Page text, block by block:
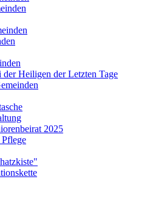
Heiligen der Letzten Tage
2025